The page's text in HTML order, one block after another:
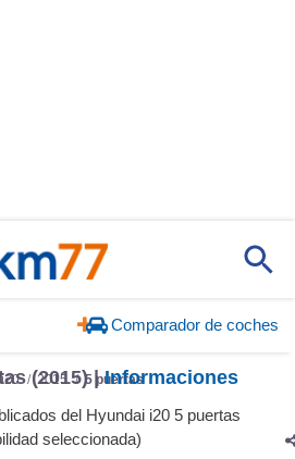
Comparador de coches
i20 2015 5 puertas
(2015) |Informaciones
del Hyundai i20 5 puertas
seleccionada)